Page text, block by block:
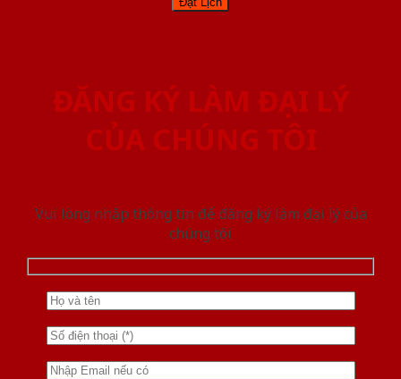
ĐĂNG KÝ LÀM ĐẠI LÝ
CỦA CHÚNG TÔI
Vui lòng nhập thông tin để đăng ký làm đại lý của
chúng tôi